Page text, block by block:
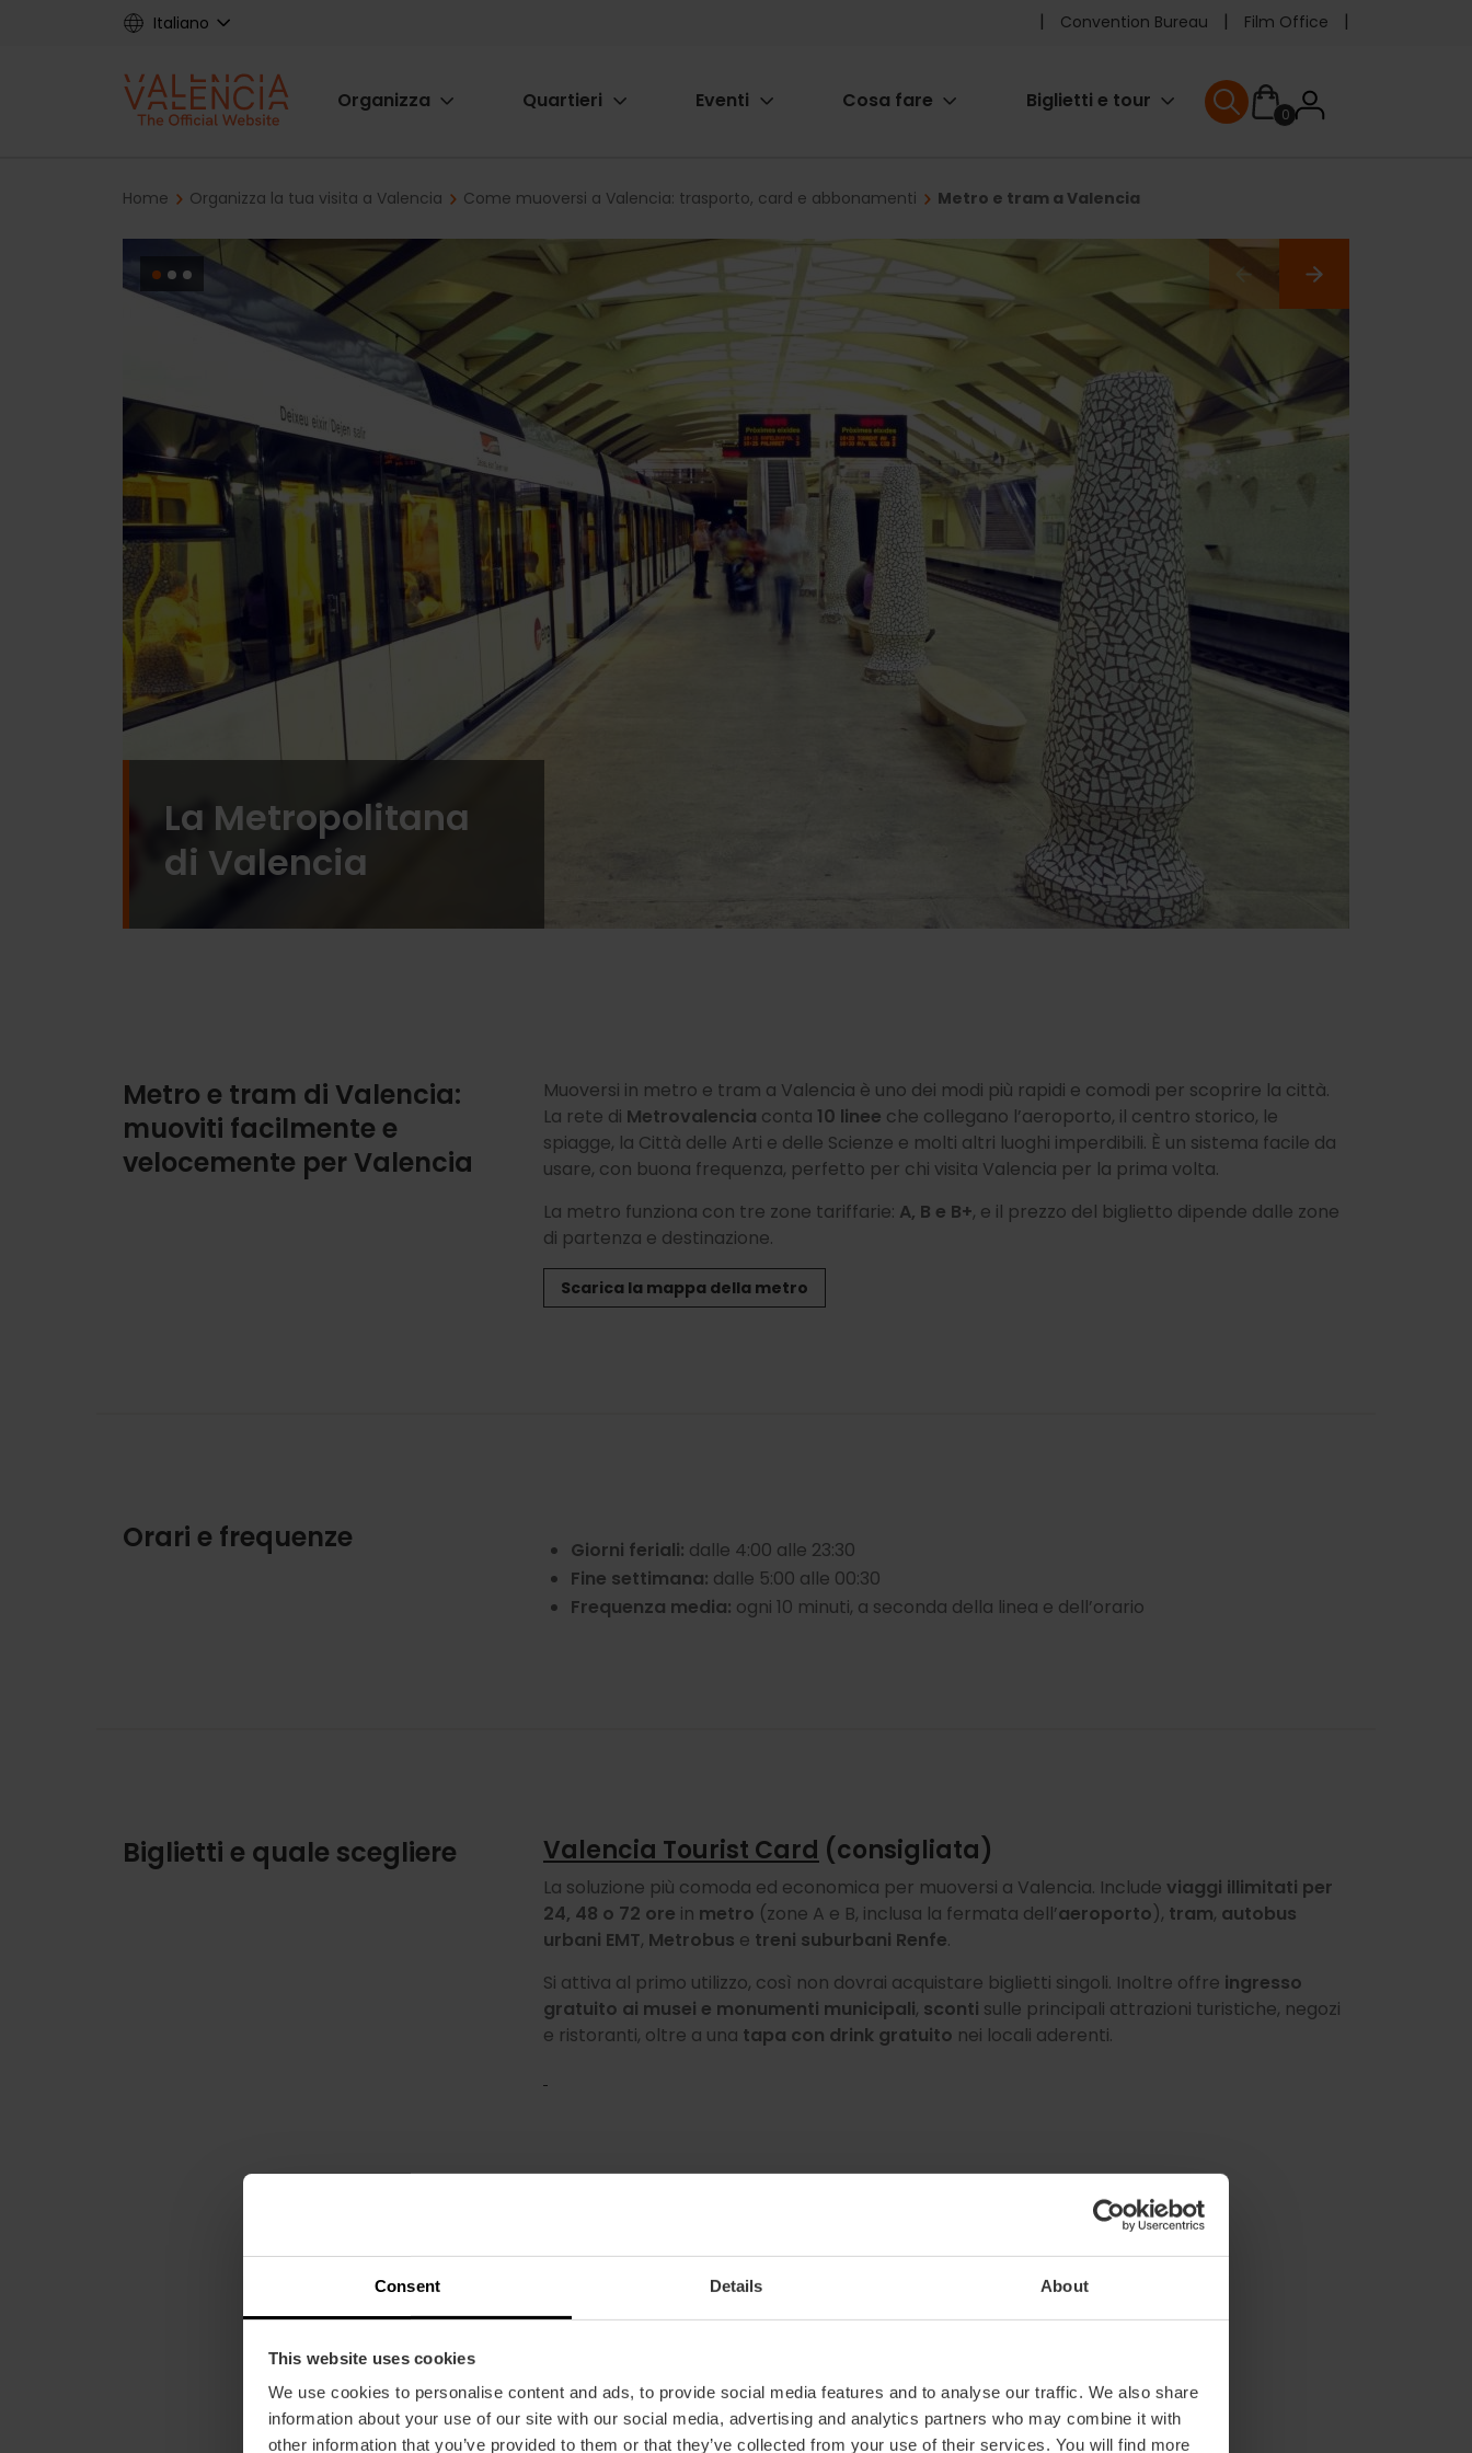
Consent Details About
This website uses cookies
We use cookies to personalise content and ads, to provide social media features and to analyse our traffic. We also share
information about your use of our site with our social media, advertising and analytics partners who may combine it with
other information that you’ve provided to them or that they’ve collected from your use of their services. You will find more
Italiano
Pre
header
Convention Bureau Film Office
Main
Organizza Quartieri Eventi Cosa fare Biglietti e tour
0User
User menu
Breadcrumb
Home Organizza la tua visita a Valencia Come muoversi a Valencia: trasporto, card e abbonamenti Metro e tram a Valencia
La Metropolitana
di Valencia
Metro e tram di Valencia:
muoviti facilmente e
velocemente per Valencia
Muoversi in metro e tram a Valencia è uno dei modi più rapidi e comodi per scoprire la città.
La rete di Metrovalencia conta 10 linee che collegano l’aeroporto, il centro storico, le
spiagge, la Città delle Arti e delle Scienze e molti altri luoghi imperdibili. È un sistema facile da
usare, con buona frequenza, perfetto per chi visita Valencia per la prima volta.
La metro funziona con tre zone tariffarie: A, B e B+, e il prezzo del biglietto dipende dalle zone
di partenza e destinazione.
Scarica la mappa della metro
Orari e frequenze Giorni feriali: dalle 4:00 alle 23:30
Fine settimana: dalle 5:00 alle 00:30
Frequenza media: ogni 10 minuti, a seconda della linea e dell’orario
Biglietti e quale scegliere Valencia Tourist Card (consigliata)
La soluzione più comoda ed economica per muoversi a Valencia. Include viaggi illimitati per
24, 48 o 72 ore in metro (zone A e B, inclusa la fermata dell’aeroporto), tram, autobus
urbani EMT, Metrobus e treni suburbani Renfe.
Si attiva al primo utilizzo, così non dovrai acquistare biglietti singoli. Inoltre offre ingresso
gratuito ai musei e monumenti municipali, sconti sulle principali attrazioni turistiche, negozi
e ristoranti, oltre a una tapa con drink gratuito nei locali aderenti.